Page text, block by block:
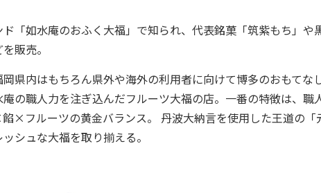
「如水庵のおふく大福」で知られ、代表銘菓「筑紫もち」や
販売。
県内はもちろん県外や海外の利用者に向けて博多のおもてな
の職人力を注ぎ込んだフルーツ大福の店。一番の特徴は、職
×フルーツの黄金バランス。 丹波大納言を使用した王道の「
シュな大福を取り揃える。